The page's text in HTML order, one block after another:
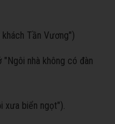
Tần Vương")
nhà không có đàn
xưa biển ngọt").